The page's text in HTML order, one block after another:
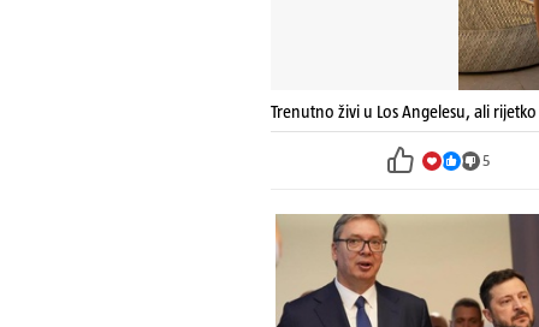
Trenutno živi u Los Angelesu, ali
5